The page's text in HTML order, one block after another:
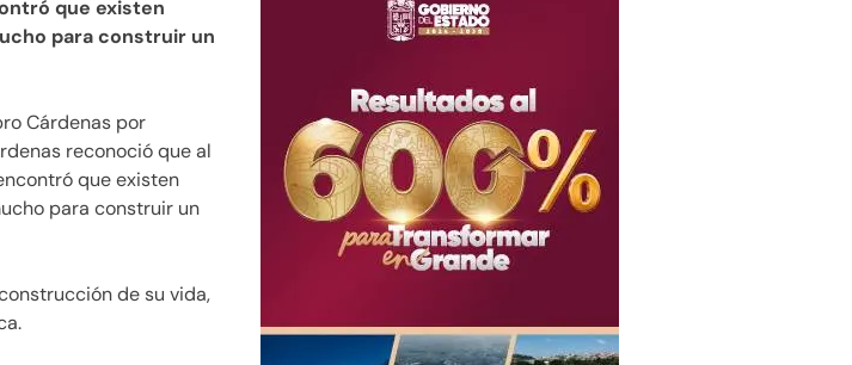
que existen
para construir un
Cárdenas por
reconoció que al
que existen
para construir un
de su vida,